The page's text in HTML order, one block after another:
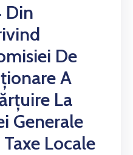
Din
De
A
La
Generale
Locale